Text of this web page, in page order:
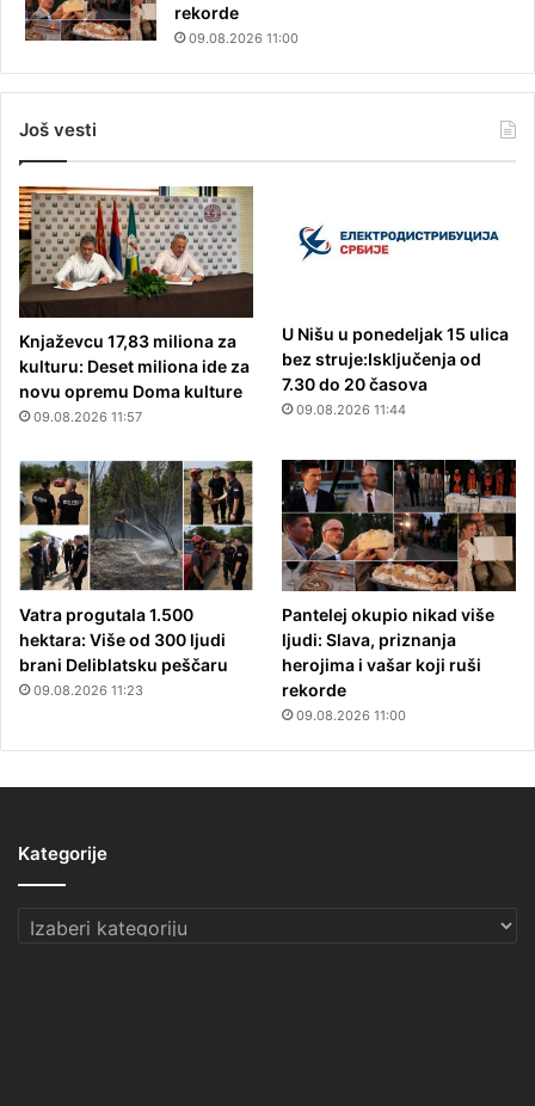
rekorde
09.08.2026 11:00
Još vesti
Knjaževcu 17,83 miliona za
kulturu: Deset miliona ide za
novu opremu Doma kulture
09.08.2026 11:57
U Nišu u ponedeljak 15 ulica
bez struje:Isključenja od
7.30 do 20 časova
09.08.2026 11:44
Vatra progutala 1.500
hektara: Više od 300 ljudi
brani Deliblatsku peščaru
09.08.2026 11:23
Pantelej okupio nikad više
ljudi: Slava, priznanja
herojima i vašar koji ruši
rekorde
09.08.2026 11:00
Kategorije
Kategorije